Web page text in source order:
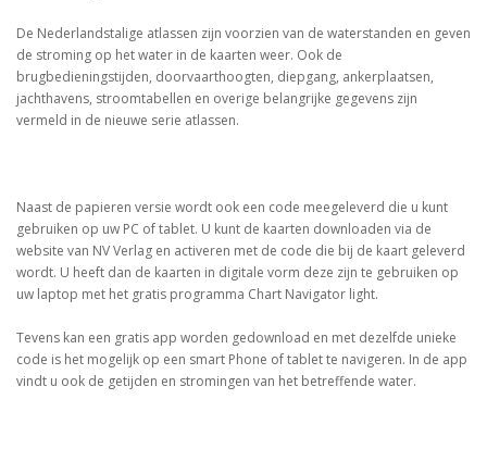
De Nederlandstalige atlassen zijn voorzien van de waterstanden en geven
de stroming op het water in de kaarten weer. Ook de
brugbedieningstijden, doorvaarthoogten, diepgang, ankerplaatsen,
jachthavens, stroomtabellen en overige belangrijke gegevens zijn
vermeld in de nieuwe serie atlassen.
Naast de papieren versie wordt ook een code meegeleverd die u kunt
gebruiken op uw PC of tablet. U kunt de kaarten downloaden via de
website van NV Verlag en activeren met de code die bij de kaart geleverd
wordt. U heeft dan de kaarten in digitale vorm deze zijn te gebruiken op
uw laptop met het gratis programma Chart Navigator light.
Tevens kan een gratis app worden gedownload en met dezelfde unieke
code is het mogelijk op een smart Phone of tablet te navigeren. In de app
vindt u ook de getijden en stromingen van het betreffende water.